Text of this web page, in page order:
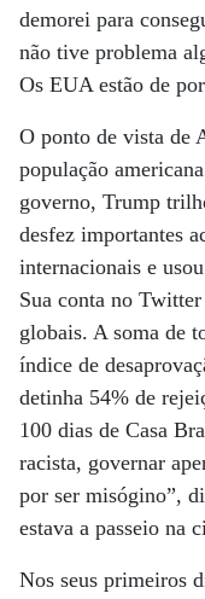
demorei para
não tive problema
Os EUA estão de
O ponto de vista de
população
governo, Trump
desfez importantes
internacionais e
Sua conta no
globais. A soma de
índice de
detinha 54% de
100 dias de Casa
racista, governar
por ser misógino”,
estava a passeio na
Nos seus primeiros